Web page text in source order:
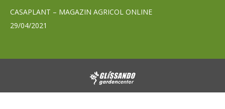
CASAPLANT – MAGAZIN AGRICOL ONLINE
29/04/2021